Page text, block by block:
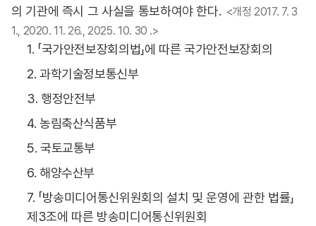
의 기관에 즉시 그 사실을 통보하여야 한다. <개정 2017. 7. 3
1., 2020. 11. 26., 2025. 10. 30 .>
1. 「국가안전보장회의법」에 따른 국가안전보장회의
2. 과학기술정보통신부
3. 행정안전부
4. 농림축산식품부
5. 국토교통부
6. 해양수산부
7. 「방송미디어통신위원회의 설치 및 운영에 관한 법률」
제3조에 따른 방송미디어통신위원회